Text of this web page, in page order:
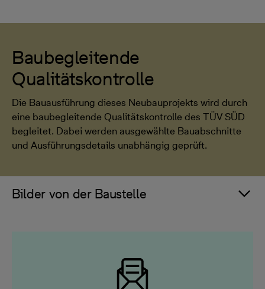
Baubegleitende
Qualitätskontrolle
Die Bauausführung dieses Neubauprojekts wird durch
eine baubegleitende Qualitätskontrolle des TÜV SÜD
begleitet. Dabei werden ausgewählte Bauabschnitte
und Ausführungsdetails unabhängig geprüft.
Bilder von der Baustelle